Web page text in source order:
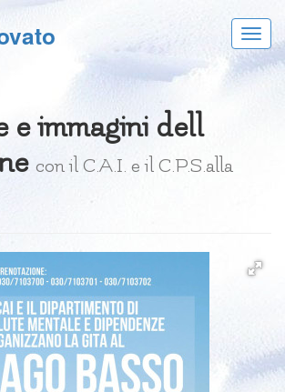
al
menu
e immagini dell
con il C.A.I. e il C.P.S.alla